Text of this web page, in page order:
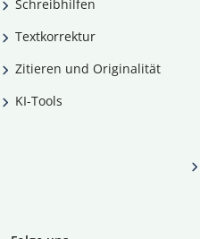
Schreibhilfen
Textkorrektur
Zitieren und Originalität
KI-Tools